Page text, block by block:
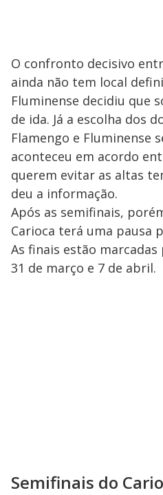
O confronto decisivo
ainda não tem local
Fluminense decidiu que
de ida. Já a escolha dos
Flamengo e Fluminense
aconteceu em acordo
querem evitar as altas
deu a informação.
Após as semifinais,
Carioca terá uma pausa
As finais estão
31 de março e 7 de abril.
Semifinais do